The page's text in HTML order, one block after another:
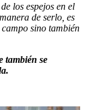
los espejos en el
de serlo, es
sino también
también se